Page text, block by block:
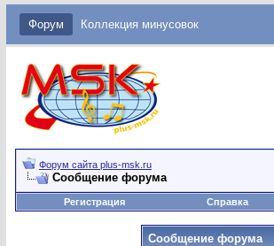
Форум Коллекция минусовок
Форум сайта plus-msk.ru
Сообщение форума
Регистрация Справка
Сообщение форума